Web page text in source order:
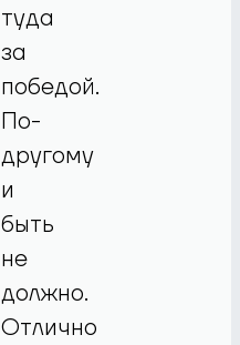
туда
за
победой.
По-
другому
и
быть
не
должно.
Отлично